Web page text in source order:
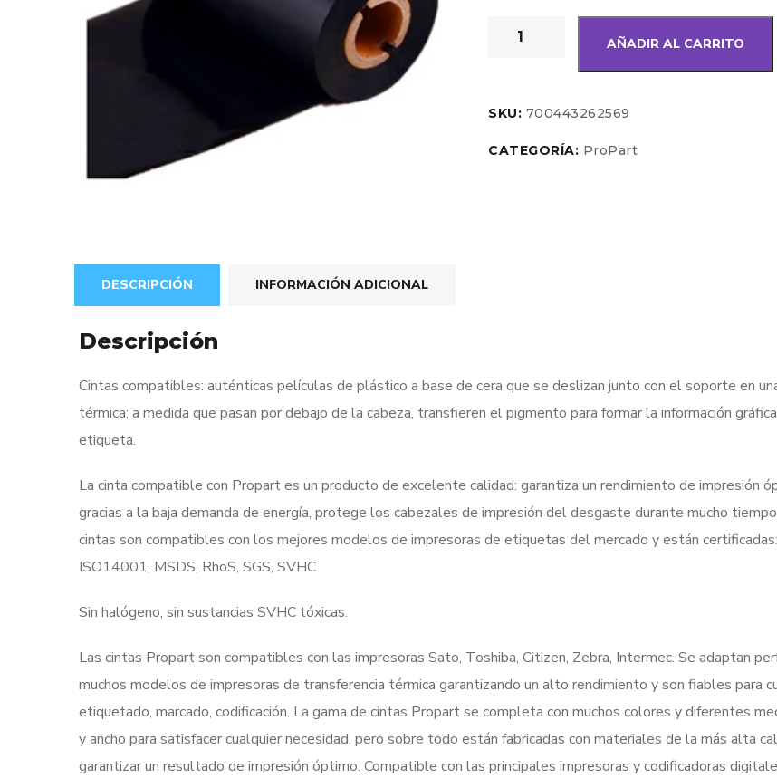
AÑADIR AL CARRITO
SKU: 700443262569
CATEGORÍA: ProPart
DESCRIPCIÓN INFORMACIÓN ADICIONAL
Descripción
Cintas compatibles: auténticas películas de plástico a base de cera que se deslizan junto con el soporte en
térmica; a medida que pasan por debajo de la cabeza, transfieren el pigmento para formar la información
etiqueta.
La cinta compatible con Propart es un producto de excelente calidad: garantiza un rendimiento de impresión
gracias a la baja demanda de energía, protege los cabezales de impresión del desgaste durante mucho
cintas son compatibles con los mejores modelos de impresoras de etiquetas del mercado y están
ISO14001, MSDS, RhoS, SGS, SVHC
Sin halógeno, sin sustancias SVHC tóxicas.
Las cintas Propart son compatibles con las impresoras Sato, Toshiba, Citizen, Zebra, Intermec. Se adaptan
muchos modelos de impresoras de transferencia térmica garantizando un alto rendimiento y son fiables para
etiquetado, marcado, codificación. La gama de cintas Propart se completa con muchos colores y diferentes
y ancho para satisfacer cualquier necesidad, pero sobre todo están fabricadas con materiales de la más alta
garantizar un resultado de impresión óptimo. Compatible con las principales impresoras y codificadoras